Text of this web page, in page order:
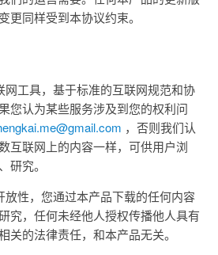
更同样受到本协议约束。
网工具，基于标准的互联网规范和协
您认为某些服务涉及到您的权利问
，否则我们认
互联网上的内容一样，可供用户浏
研究。
放性，您通过本产品下载的任何内容
究，任何未经他人授权传播他人具有
关的法律责任，和本产品无关。